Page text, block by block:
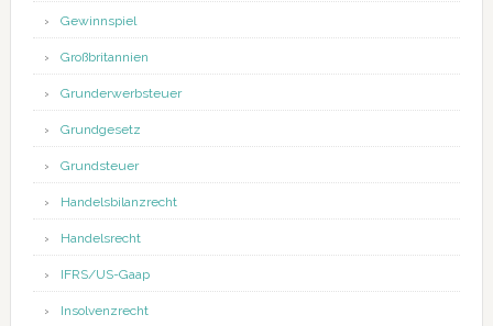
Gewinnspiel
Großbritannien
Grunderwerbsteuer
Grundgesetz
Grundsteuer
Handelsbilanzrecht
Handelsrecht
IFRS/US-Gaap
Insolvenzrecht